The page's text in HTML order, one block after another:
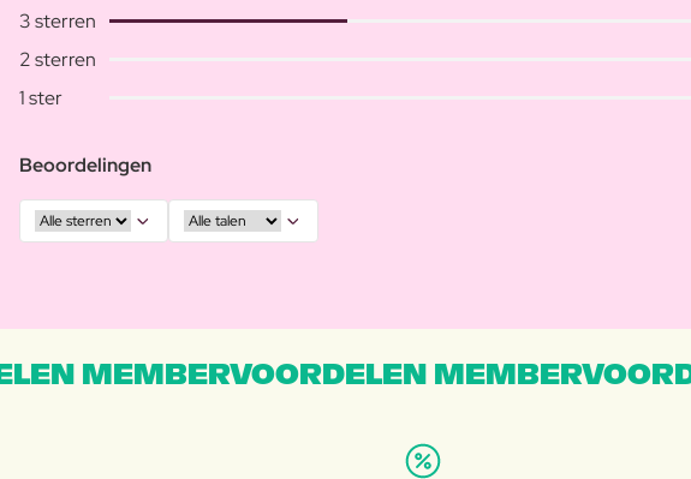
3 sterren
2 sterren
1 ster
Beoordelingen
MEMBERVOORDELEN